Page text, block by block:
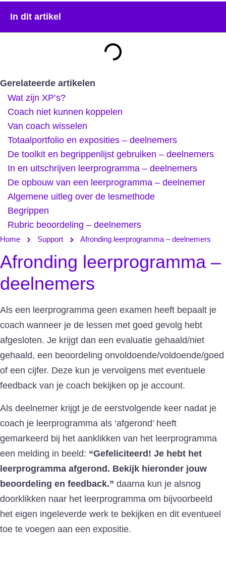
In dit artikel
Gerelateerde artikelen
Wat zijn XP’s?
Coach niet kunnen koppelen
Van coach wisselen
Totaalportfolio en exposities – deelnemers
De toolkit en begrippenlijst gebruiken – deelnemers
In en uitschrijven leerprogramma – deelnemers
De opbouw van een leerprogramma – deelnemer
Algemene uitleg over de lesmethode
Begrippen
Rubric beoordeling – deelnemers
Home Support Afronding leerprogramma – deelnemers
Afronding leerprogramma –
deelnemers
Als een leerprogramma geen examen heeft bepaalt je
coach wanneer je de lessen met goed gevolg hebt
afgesloten. Je krijgt dan een evaluatie gehaald/niet
gehaald, een beoordeling onvoldoende/voldoende/goed
of een cijfer. Deze kun je vervolgens met eventuele
feedback van je coach bekijken op je account.
Als deelnemer krijgt je de eerstvolgende keer nadat je
coach je leerprogramma als ‘afgerond’ heeft
gemarkeerd bij het aanklikken van het leerprogramma
een melding in beeld: “Gefeliciteerd! Je hebt het
leerprogramma afgerond. Bekijk hieronder jouw
beoordeling en feedback.” daarna kun je alsnog
doorklikken naar het leerprogramma om bijvoorbeeld
het eigen ingeleverde werk te bekijken en dit eventueel
toe te voegen aan een expositie.